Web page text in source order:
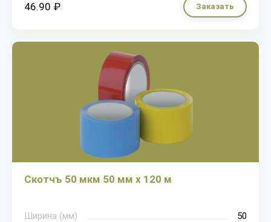
46.90 ₽ Заказать
Скотчъ 50 мкм 50 мм х 120 м
Ширина (мм)
50